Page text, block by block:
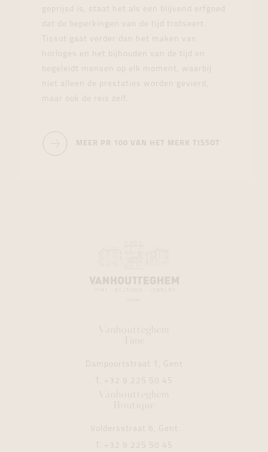
geprijsd is, staat het als een blijvend erfgoed
dat de beperkingen van de tijd trotseert.
Tissot gaat verder dan het maken van
horloges en het bijhouden van de tijd en
begeleidt mensen op elk moment, waarbij
niet alleen de prestaties worden gevierd,
maar ook de reis zelf.
MEER PR 100 VAN HET MERK TISSOT
Vanhoutteghem
Time
Dampoortstraat 1, Gent
T. +32 9 225 50 45
Vanhoutteghem
Boutique
Voldersstraat 6, Gent
T. +32 9 225 50 45